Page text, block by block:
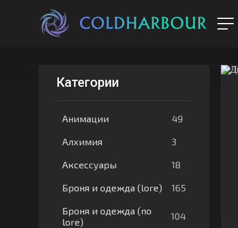
Категории
Анимации 49
Алхимия 3
Аксессуары 18
Броня и одежда (lore) 165
Броня и одежда (no
lore)
104